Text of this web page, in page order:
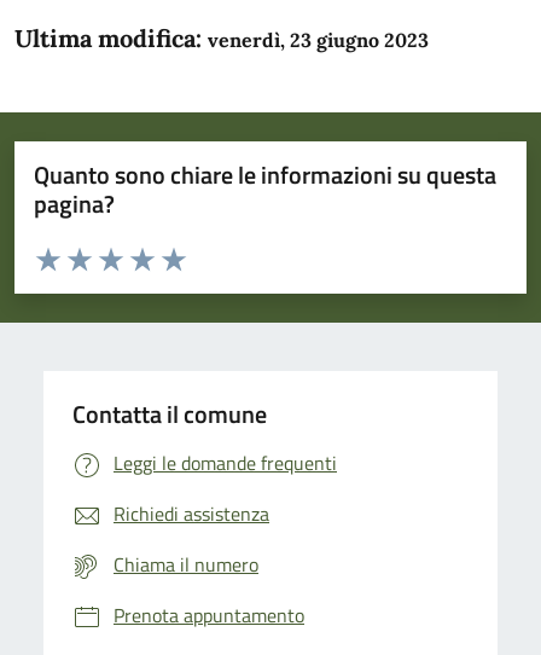
Ultima modifica: venerdì, 23 giugno 2023
Quanto sono chiare le informazioni su questa
pagina?
Domanda
Valuta da 1 a 5 stelle la pagina
Valuta 5 stelle su 5
Valuta 4 stelle su 5
Valuta 3 stelle su 5
Valuta 2 stelle su 5
Valuta 1 stelle su 5
Contatta il comune
Leggi le domande frequenti
Richiedi assistenza
Chiama il numero
Prenota appuntamento